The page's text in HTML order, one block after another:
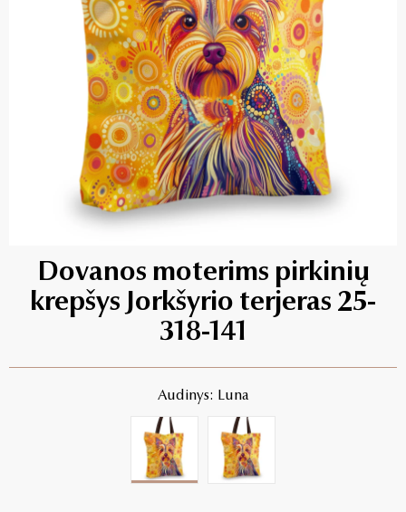
Dovanos moterims pirkinių
krepšys Jorkšyrio terjeras 25-
318-141
Audinys: Luna